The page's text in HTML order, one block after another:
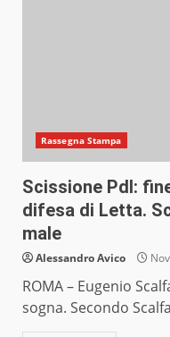
Rassegna Stampa
Scissione Pdl:
difesa di Letta.
male
Alessandro Avico
ROMA – Eugenio
sogna. Secondo